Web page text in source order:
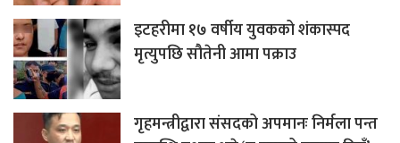
इटहरीमा १७ वर्षीय युवकको शंकास्पद
मृत्युपछि सौतेनी आमा पक्राउ
गृहमन्त्रीद्वारा संसदको अपमानः निर्मला पन्त